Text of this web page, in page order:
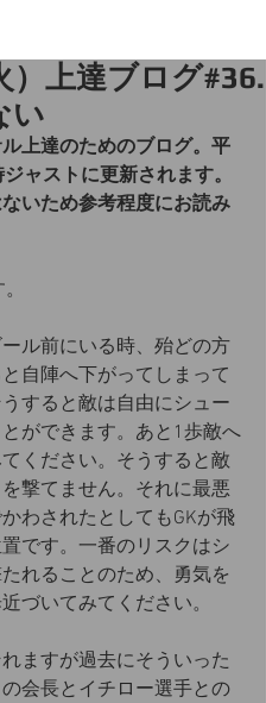
）上達ブログ#36.
い
上達のためのブログ。平
ャストに更新されます。
いため参考程度にお読み
ル前にいる時、殆どの方
自陣へ下がってしまって
すると敵は自由にシュー
とができます。あと1歩敵へ
ください。そうすると敵
撃てません。それに最悪
かわされたとしてもGKが飛
です。一番のリスクはシ
れることのため、勇気を
づいてみてください。
ますが過去にそういった
会長とイチロー選手との